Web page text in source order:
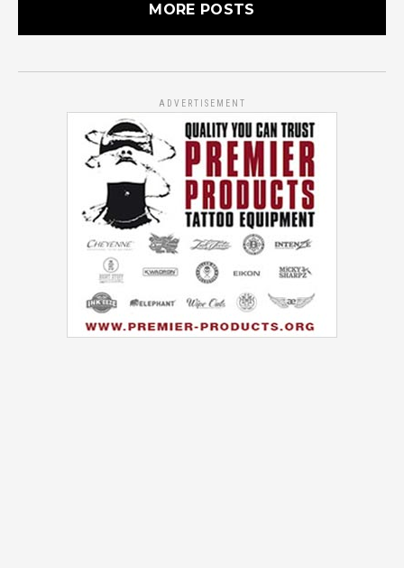
MORE POSTS
ADVERTISEMENT